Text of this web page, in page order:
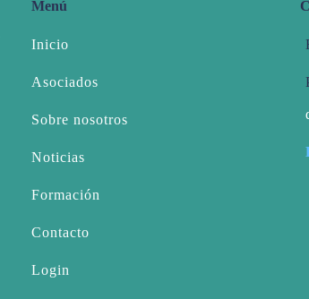
Menú
Inicio
Asociados
Sobre nosotros
Noticias
Formación
Contacto
Login